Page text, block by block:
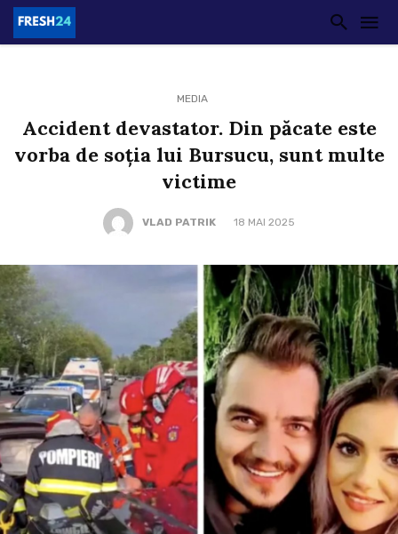
MEDIA
Accident devastator. Din păcate este
vorba de soția lui Bursucu, sunt multe
victime
VLAD PATRIK 18 MAI 2025